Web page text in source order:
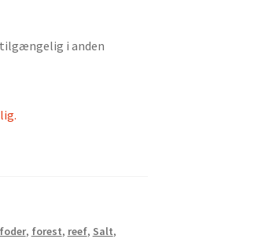
i anden
foder, forest, reef, Salt,